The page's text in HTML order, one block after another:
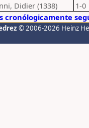
Didier (1338)
1-0
cronólogicamente
© 2006-2026 Heinz